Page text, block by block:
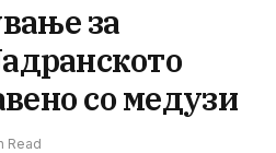
за
со медузи
Read